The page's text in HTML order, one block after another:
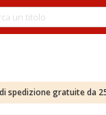
spedizione gratuite da